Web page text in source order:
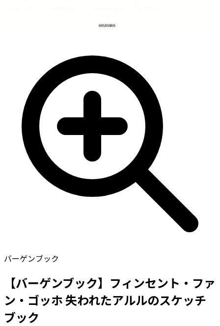
バーゲンブック
【バーゲンブック】フィンセント・ファ
ン・ゴッホ 失われたアルルのスケッチ
ブック